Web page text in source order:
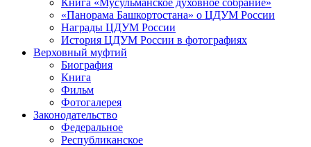
Книга «Мусульманское духовное собрание»
«Панорама Башкортостана» о ЦДУМ России
Награды ЦДУМ России
История ЦДУМ России в фотографиях
Верховный муфтий
Биография
Книга
Фильм
Фотогалерея
Законодательство
Федеральное
Республиканское